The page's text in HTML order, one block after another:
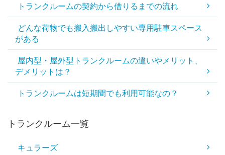
トランクルームの契約から借りるまでの流れ
どんな荷物でも搬入搬出しやすい専用駐車スペース
がある
屋内型・屋外型トランクルームの違いやメリット、
デメリットは？
トランクルームは短期間でも利用可能なの？
トランクルーム一覧
キュラーズ